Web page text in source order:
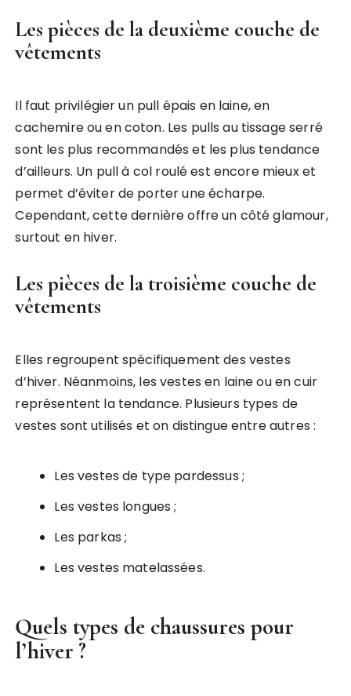
Les pièces de la deuxième couche de
vêtements
Il faut privilégier un pull épais en laine, en
cachemire ou en coton. Les pulls au tissage serré
sont les plus recommandés et les plus tendance
d’ailleurs. Un pull à col roulé est encore mieux et
permet d’éviter de porter une écharpe.
Cependant, cette dernière offre un côté glamour,
surtout en hiver.
Les pièces de la troisième couche de
vêtements
Elles regroupent spécifiquement des vestes
d’hiver. Néanmoins, les vestes en laine ou en cuir
représentent la tendance. Plusieurs types de
vestes sont utilisés et on distingue entre autres :
Les vestes de type pardessus ;
Les vestes longues ;
Les parkas ;
Les vestes matelassées.
Quels types de chaussures pour
l’hiver ?